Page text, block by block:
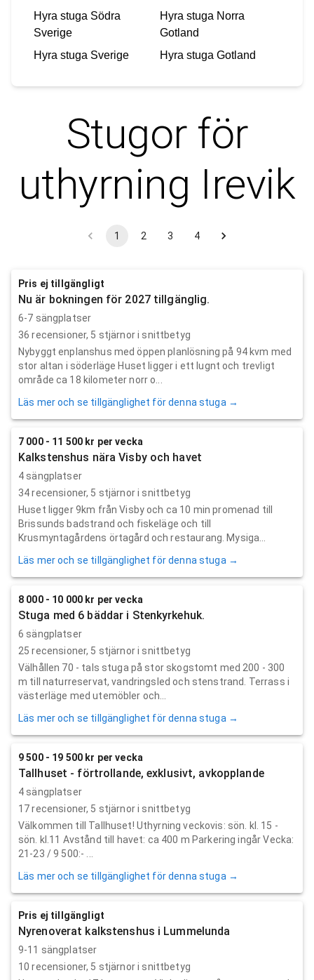
Hyra stuga Södra
Sverige
Hyra stuga Norra
Gotland
Hyra stuga Sverige Hyra stuga Gotland
Stugor för
uthyrning Irevik
1 2 3 4
Pris ej tillgängligt
Nu är bokningen för 2027 tillgänglig.
6-7 sängplatser
36 recensioner, 5 stjärnor i snittbetyg
Nybyggt enplanshus med öppen planlösning på 94 kvm med
stor altan i söderläge Huset ligger i ett lugnt och trevligt
område ca 18 kilometer norr o...
Läs mer och se tillgänglighet för denna stuga →
7 000 - 11 500 kr per vecka
Kalkstenshus nära Visby och havet
4 sängplatser
34recensioner, 5 stjärnor i snittbetyg
Huset ligger 9km från Visby och ca 10 min promenad till
Brissunds badstrand och fiskeläge och till
Krusmyntagårdens örtagård och restaurang. Mysiga...
Läs mer och se tillgänglighet för denna stuga →
8 000 - 10 000 kr per vecka
Stuga med 6 bäddar i Stenkyrkehuk.
6 sängplatser
25 recensioner, 5 stjärnor i snittbetyg
Välhållen 70 - tals stuga på stor skogstomt med 200 - 300
m till naturreservat, vandringsled och stenstrand. Terrass i
västerläge med utemöbler och...
Läs mer och se tillgänglighet för denna stuga →
9 500 - 19 500 kr per vecka
Tallhuset - förtrollande, exklusivt, avkopplande
4 sängplatser
17recensioner, 5 stjärnor i snittbetyg
Välkommen till Tallhuset! Uthyrning veckovis: sön. kl. 15 -
sön. kl.11 Avstånd till havet: ca 400 m Parkering ingår Vecka:
21-23 / 9 500:- ...
Läs mer och se tillgänglighet för denna stuga →
Pris ej tillgängligt
Nyrenoverat kalkstenshus i Lummelunda
9-11 sängplatser
10 recensioner, 5 stjärnor i snittbetyg